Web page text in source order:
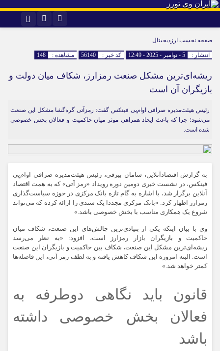
اینستاگرام
صفحه نخست ارزدیجیتال
انتشار : 5 - نوامبر - 2025 - 12:49 کد خبر : 56140 مشاهده : 148
ریشه‌ای‌ترین مشکل صنعت رمزارز، شکاف میان دولت و
بازیگران آن است
رئیس هیئت‌مدیره صرافی اوام‌پی فینکس گفت: رمزآتی گره‌گشا مشکل این صنعت
می‌شود؛ چرا که باعث ایجاد همراهی موثر میان حاکمیت و فعالان بخش خصوصی
شده است.
به گزارش اقتصادآنلاین، سامان بیرقی، رئیس هیئت‌مدیره صرافی اوام‌پی
فینکس، در نشست خبری دومین دوره رویداد «رمز آتی» که به همت اقتصاد
آنلاین برگزار شد، با اشاره به گام تازه بانک مرکزی در حوزه سیاست‌گذاری
رمزارز اظهار کرد: «بانک مرکزی مجددا یک سندی را ارائه کرده که می‌تواند
شروع یک همکاری مناسب با بخش خصوصی باشد.»
وی با بیان اینکه یکی از بنیادی‌ترین چالش‌های این صنعت، شکاف میان
حاکمیت و بازیگران بازار رمزارز است، افزود: «به نظر می‌رسد
ریشه‌ای‌ترین مشکل این صنعت، شکاف بین حاکمیت و بازیگران این صنعت
است. البته امروزه این شکاف کاهش یافته و به لطف رمز آتی، این فاصله‌ها
کمتر خواهد شد.»
قانون باید نگاهی دوطرفه به
فعالان بخش خصوصی داشته
باشد